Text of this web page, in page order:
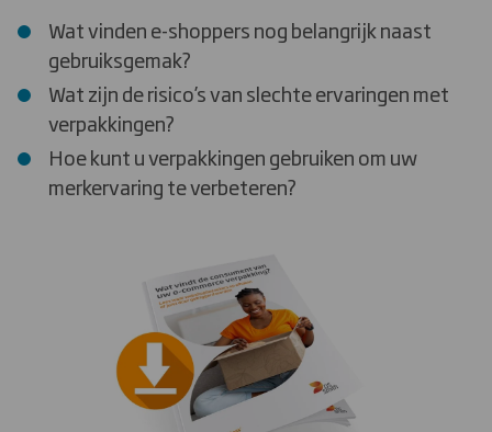
Wat vinden e-shoppers nog belangrijk naast
gebruiksgemak?
Wat zijn de risico’s van slechte ervaringen met
verpakkingen?
Hoe kunt u verpakkingen gebruiken om uw
merkervaring te verbeteren?